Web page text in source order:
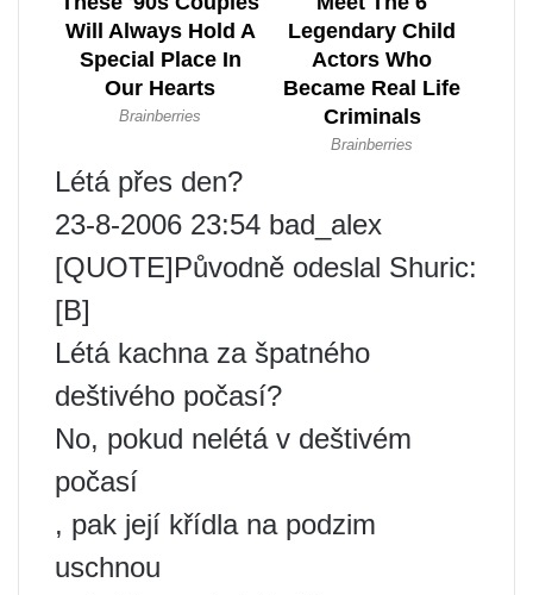
Létá přes den?
23-8-2006 23:54 bad_alex
[QUOTE]Původně odeslal Shuric:
[B]
Létá kachna za špatného
deštivého počasí?
No, pokud nelétá v deštivém
počasí
, pak její křídla na podzim
uschnou